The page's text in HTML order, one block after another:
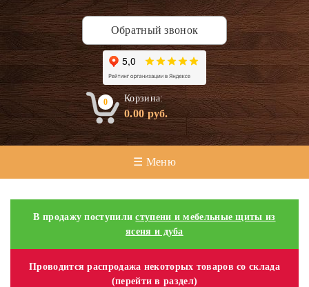
Обратный звонок
0 Корзина:
0.00руб.
☰ Меню
В продажу поступилиступени и мебельные щиты из
ясеня и дуба
Проводится распродажа некоторых товаров со склада
(перейти в раздел)